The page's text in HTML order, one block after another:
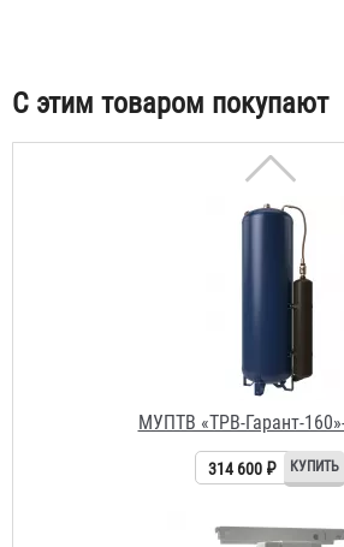
Табы
С этим товаром покупают
МУПТВ «ТРВ-Гарант-160»-
314 600 ₽